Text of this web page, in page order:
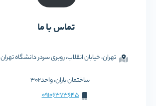
تماس با ما
تهران، خیابان انقلاب، روبری سردر دانشگاه تهران
ساختمان باران، واحد302
09106373645